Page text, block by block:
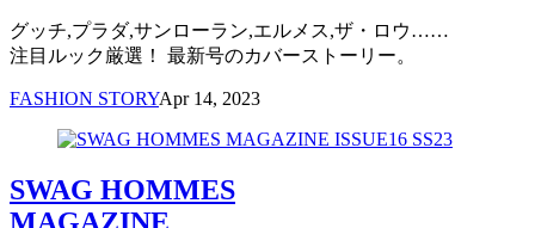
グッチ,プラダ,サンローラン,エルメス,ザ・ロウ……
注目ルック厳選！ 最新号のカバーストーリー。
FASHION STORYApr 14, 2023
SWAG HOMMES